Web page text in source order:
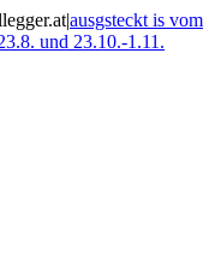
|ausgsteckt is vom
und 23.10.-1.11.